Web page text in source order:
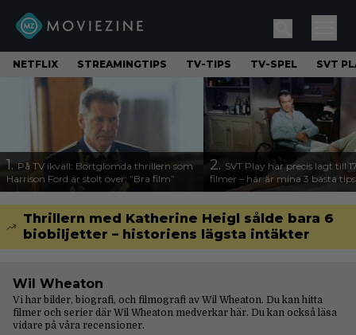
NETFLIX STREAMINGTIPS TV-TIPS TV-SPEL SVT
1. På TV ikväll: Bortglömda thrillern som
Harrison Ford är stolt över: ”Bra film”
2. SVT Play har precis lagt till
filmer – här är mina 3 bästa tips
Thrillern med Katherine Heigl sålde bara 6
biobiljetter – historiens lägsta intäkter
Wil Wheaton
Vi har bilder, biografi, och filmografi av Wil Wheaton. Du kan hitta
filmer och serier där Wil Wheaton medverkar här. Du kan också läsa
vidare på våra recensioner.